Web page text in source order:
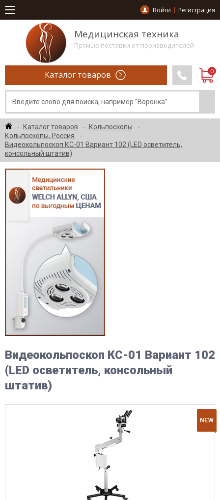
Войти Регистрация
Медицинская техника
Прямые поставки от производителей
Каталог товаров
Каталог товаров
Кольпоскопы
Кольпоскопы, Россия
Видеокольпоскоп КС-01 Вариант 102 (LED осветитель,
консольный штатив)
Видеокольпоскоп КС-01 Вариант 102
(LED осветитель, консольный
штатив)
NEW